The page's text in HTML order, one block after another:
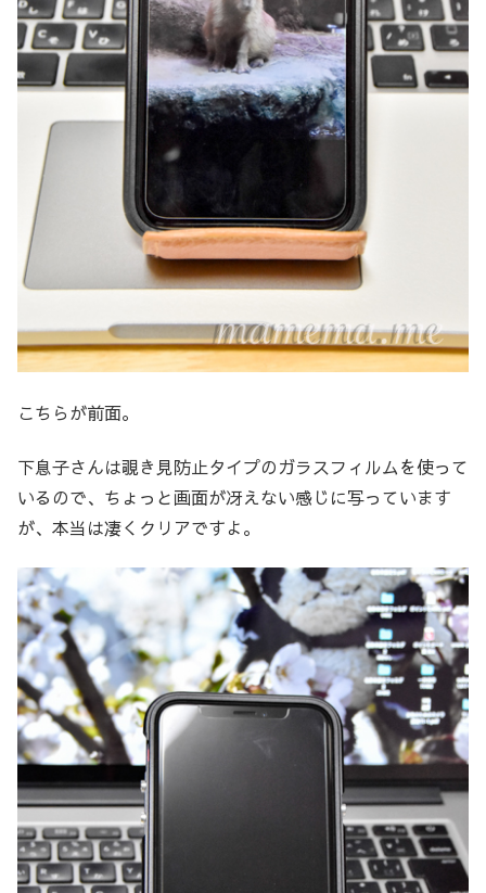
こちらが前面。
下息子さんは覗き見防止タイプのガラスフィルムを使って
いるので、ちょっと画面が冴えない感じに写っています
が、本当は凄くクリアですよ。